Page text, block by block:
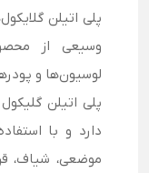
پلی اتیلن
وسیعی از
لوسیون‌ها و
دارد و با
موضعی، شیاف،